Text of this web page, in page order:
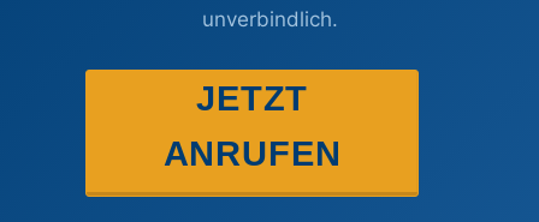
unverbindlich.
JETZT
ANRUFEN